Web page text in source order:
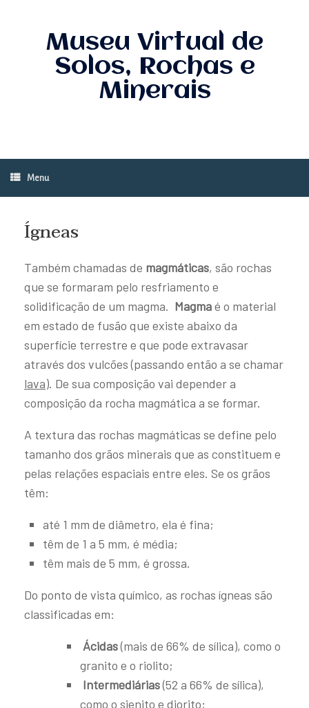
Museu Virtual de
Solos, Rochas e
Minerais
Menu
Ígneas
Também chamadas de magmáticas, são rochas
que se formaram pelo resfriamento e
solidificação de um magma. Magmaé o material
em estado de fusão que existe abaixo da
superfície terrestre e que pode extravasar
através dos vulcões (passando então a se chamar
lava). De sua composição vai depender a
composição da rocha magmática a se formar.
A textura das rochas magmáticas se define pelo
tamanho dos grãos minerais que as constituem e
pelas relações espaciais entre eles. Se os grãos
têm:
até 1 mm de diâmetro, ela é fina;
têm de 1 a 5 mm, é média;
têm mais de 5 mm, é grossa.
Do ponto de vista químico, as rochas ígneas são
classificadas em:
Ácidas(mais de 66% de sílica), como o
granito e o riolito;
Intermediárias(52 a 66% de sílica),
como o sienito e diorito;